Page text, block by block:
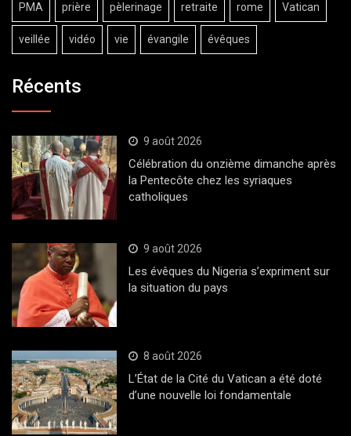
PMA prière pèlerinage retraite rome Vatican
veillée vidéo vie évangile évêques
Récents
9 août 2026
Célébration du onzième dimanche après
la Pentecôte chez les syriaques
catholiques
9 août 2026
Les évêques du Nigeria s’expriment sur
la situation du pays
8 août 2026
L’État de la Cité du Vatican a été doté
d’une nouvelle loi fondamentale